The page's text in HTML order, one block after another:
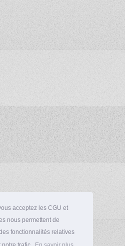
acceptez les CGU et
nous permettent de
fonctionnalités relatives